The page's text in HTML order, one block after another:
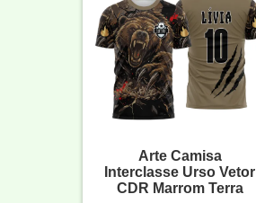
Arte Camisa
Interclasse Urso Vetor
CDR Marrom Terra